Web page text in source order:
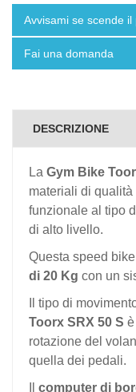
Avvisami se scende il
Fai una domanda
DESCRIZIONE
La Gym Bike
materiali di
funzionale al tipo
di alto livello.
Questa speed
di 20 Kg con un
Il tipo di
Toorx SRX 50 S
rotazione del
quella dei pedali.
computer di